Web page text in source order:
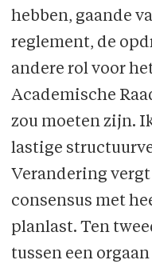
hebben, gaande
reglement, de
andere rol voor
Academische
zou moeten zijn.
lastige
Verandering
consensus met
planlast. Ten
tussen een